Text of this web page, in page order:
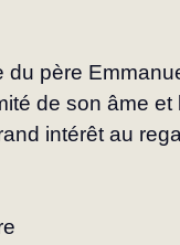
du père
de son âme et
intérêt au